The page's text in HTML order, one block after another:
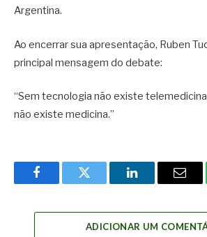
Argentina.
Ao encerrar sua apresentação, Ruben
principal mensagem do debate:
“Sem tecnologia não existe
não existe medicina.”
FacebookTwitter LinkedIn
ADICIONAR UM